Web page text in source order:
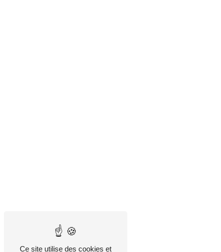
Ce site utilise des cookies et